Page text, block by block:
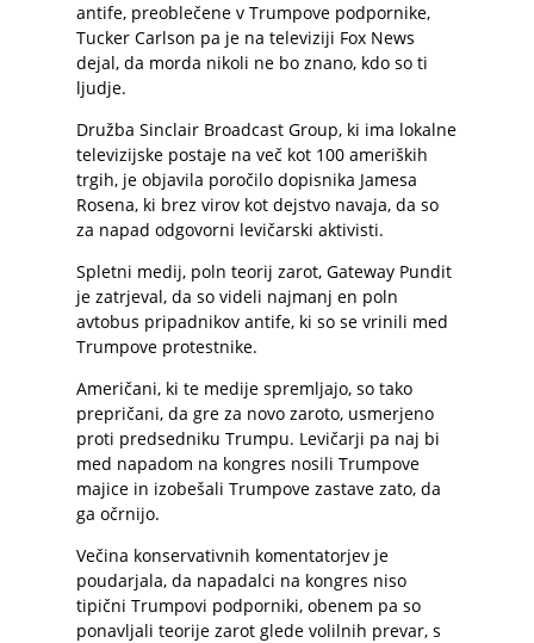
antife, preoblečene v Trumpove podpornike,
Tucker Carlson pa je na televiziji Fox News
dejal, da morda nikoli ne bo znano, kdo so ti
ljudje.
Družba Sinclair Broadcast Group, ki ima lokalne
televizijske postaje na več kot 100 ameriških
trgih, je objavila poročilo dopisnika Jamesa
Rosena, ki brez virov kot dejstvo navaja, da so
za napad odgovorni levičarski aktivisti.
Spletni medij, poln teorij zarot, Gateway Pundit
je zatrjeval, da so videli najmanj en poln
avtobus pripadnikov antife, ki so se vrinili med
Trumpove protestnike.
Američani, ki te medije spremljajo, so tako
prepričani, da gre za novo zaroto, usmerjeno
proti predsedniku Trumpu. Levičarji pa naj bi
med napadom na kongres nosili Trumpove
majice in izobešali Trumpove zastave zato, da
ga očrnijo.
Večina konservativnih komentatorjev je
poudarjala, da napadalci na kongres niso
tipični Trumpovi podporniki, obenem pa so
ponavljali teorije zarot glede volilnih prevar, s